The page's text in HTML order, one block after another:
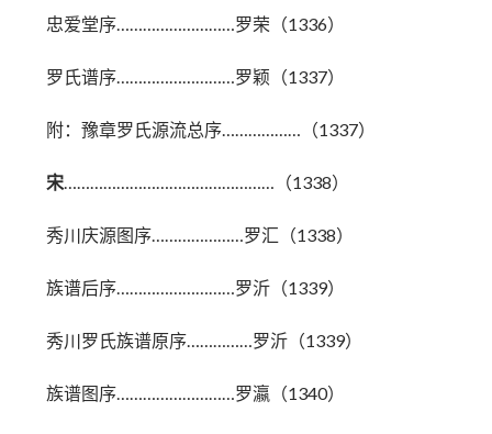
忠爱堂序………………………罗荣（1336）
罗氏谱序………………………罗颖（1337）
附：豫章罗氏源流总序………………（1337）
宋…………………………………………（1338）
秀川庆源图序…………………罗汇（1338）
族谱后序………………………罗沂（1339）
秀川罗氏族谱原序……………罗沂（1339）
族谱图序………………………罗瀛（1340）